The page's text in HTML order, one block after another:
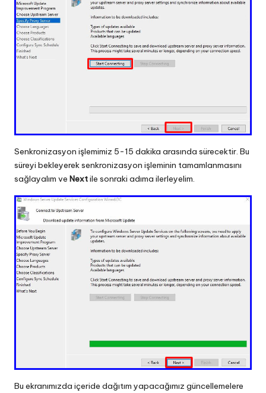
Senkronizasyon işlemimiz 5-15 dakika arasında sürecektir. Bu
süreyi bekleyerek senkronizasyon işleminin tamamlanmasını
sağlayalım ve Nextile sonraki adıma ilerleyelim.
Bu ekranımızda içeride dağıtım yapacağımız güncellemelere